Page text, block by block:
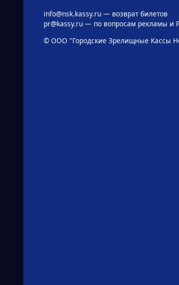
info@nsk.kassy.ru— возврат билетов
pr@kassy.ru— по вопросам рекламы и
© ООО "Городские Зрелищные Кассы